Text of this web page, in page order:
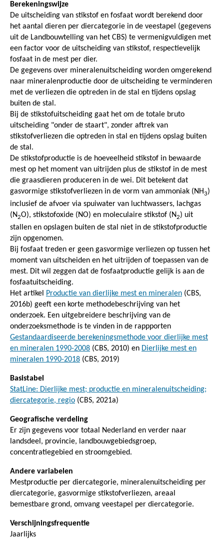
Berekeningswijze
De uitscheiding van stikstof en fosfaat wordt berekend door
het aantal dieren per diercategorie in de veestapel (gegevens
uit de Landbouwtelling van het CBS) te vermenigvuldigen met
een factor voor de uitscheiding van stikstof, respectievelijk
fosfaat in de mest per dier.
De gegevens over mineralenuitscheiding worden omgerekend
naar mineralenproductie door de uitscheiding te verminderen
met de verliezen die optreden in de stal en tijdens opslag
buiten de stal.
Bij de stikstofuitscheiding gaat het om de totale bruto
uitscheiding "onder de staart", zonder aftrek van
stikstofverliezen die optreden in stal en tijdens opslag buiten
de stal.
De stikstofproductie is de hoeveelheid stikstof in bewaarde
mest op het moment van uitrijden plus de stikstof in de mest
die graasdieren produceren in de wei. Dit betekent dat
gasvormige stikstofverliezen in de vorm van ammoniak (NH3)
inclusief de afvoer via spuiwater van luchtwassers, lachgas
(N2O), stikstofoxide (NO) en moleculaire stikstof (N2) uit
stallen en opslagen buiten de stal niet in de stikstofproductie
zijn opgenomen.
Bij fosfaat treden er geen gasvormige verliezen op tussen het
moment van uitscheiden en het uitrijden of toepassen van de
mest. Dit wil zeggen dat de fosfaatproductie gelijk is aan de
fosfaatuitscheiding.
Het artikel Productie van dierlijke mest en mineralen (CBS,
2016b) geeft een korte methodebeschrijving van het
onderzoek. Een uitgebreidere beschrijving van de
onderzoeksmethode is te vinden in de rappporten
Gestandaardiseerde berekeningsmethode voor dierlijke mest
en mineralen 1990-2008 (CBS, 2010) en Dierlijke mest en
mineralen 1990-2018 (CBS, 2019)
Basistabel
StatLine: Dierlijke mest; productie en mineralenuitscheiding;
diercategorie, regio (CBS, 2021a)
Geografische verdeling
Er zijn gegevens voor totaal Nederland en verder naar
landsdeel, provincie, landbouwgebiedsgroep,
concentratiegebied en stroomgebied.
Andere variabelen
Mestproductie per diercategorie, mineralenuitscheiding per
diercategorie, gasvormige stikstofverliezen, areaal
bemestbare grond, omvang veestapel per diercategorie.
Verschijningsfrequentie
Jaarlijks